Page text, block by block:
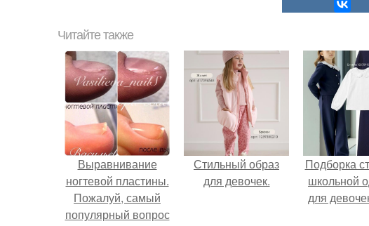
Читайте также
Выравнивание
ногтевой пластины.
Пожалуй, самый
популярный вопрос
Стильный образ
для девочек.
Подборка
школьной
для